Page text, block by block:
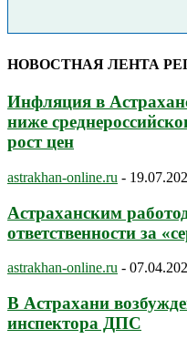
НОВОСТНАЯ ЛЕНТА
Инфляция в
ниже
рост цен
astrakhan-online.ru -
Астраханским
ответственности за
astrakhan-online.ru -
В Астрахани
инспектора ДПС